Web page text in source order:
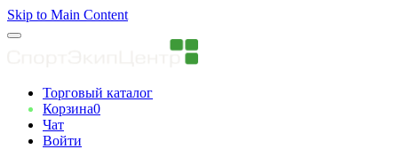
Skip to Main Content
Торговый каталог
Корзина0
Чат
Войти